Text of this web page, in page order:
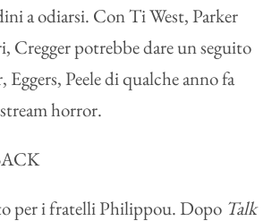
a odiarsi. Con Ti West, Parker
Cregger potrebbe dare un seguito
Peele di qualche anno fa
horror.
per i fratelli Philippou. Dopo Talk